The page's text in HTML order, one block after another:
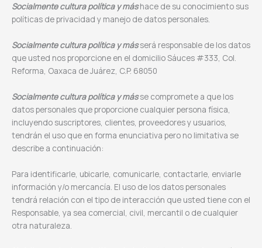
Socialmente cultura política y máshace de su conocimiento sus
políticas de privacidad y manejo de datos personales.
Socialmente cultura política y másserá responsable de los datos
que usted nos proporcione en el domicilio Sáuces #333, Col.
Reforma, Oaxaca de Juárez, C.P. 68050
Socialmente cultura política y másse compromete a que los
datos personales que proporcione cualquier persona física,
incluyendo suscriptores, clientes, proveedores y usuarios,
tendrán el uso que en forma enunciativa pero no limitativa se
describe a continuación:
Para identificarle, ubicarle, comunicarle, contactarle, enviarle
información y/o mercancía. El uso de los datos personales
tendrá relación con el tipo de interacción que usted tiene con el
Responsable, ya sea comercial, civil, mercantil o de cualquier
otra naturaleza.